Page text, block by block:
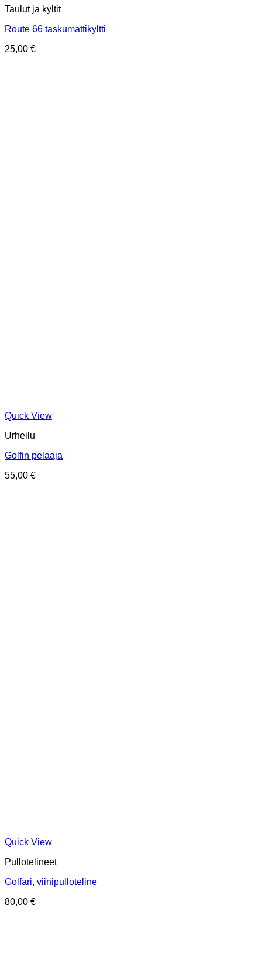
Taulut ja kyltit
Route 66 taskumattikyltti
25,00 €
Quick View
Urheilu
Golfin pelaaja
55,00 €
Quick View
Pullotelineet
Golfari, viinipulloteline
80,00 €